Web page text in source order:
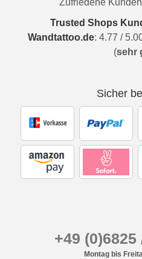
Zufriedene
Trusted Shops
Wandtattoo.de: 4.77 /
(sehr
Sicher
+49 (0)6825
Montag bis